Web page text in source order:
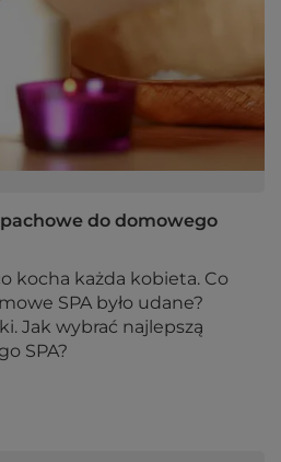
do domowego
kocha każda kobieta. Co
SPA było udane?
Jak wybrać najlepszą
SPA?